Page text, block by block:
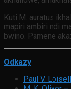
Kuti M. auratus
mapiri ambiri ndi
bwino. Pamene
Odkazy
Paul V.